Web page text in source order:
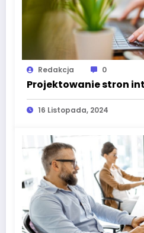
Redakcja 0
Projektowanie stron
16 Listopada, 2024